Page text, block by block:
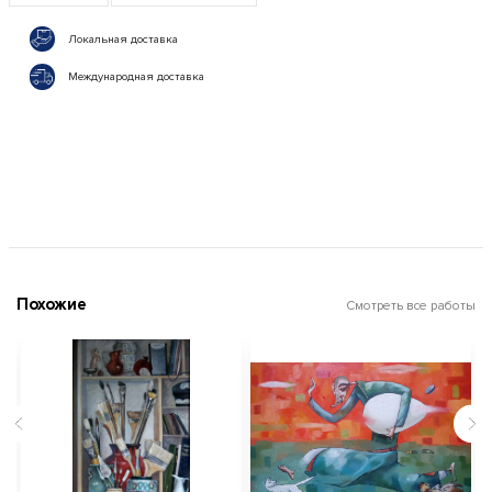
Локальная доставка
Международная доставка
Похожие Смотреть все работы